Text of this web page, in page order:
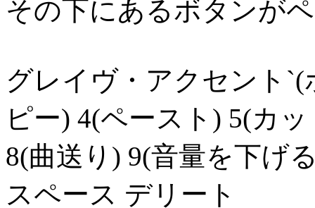
その下にあるボタンが
グレイヴ・アクセント`(
ピー) 4(ペースト) 5(カ
8(曲送り) 9(音量を下げ
スペース デリート